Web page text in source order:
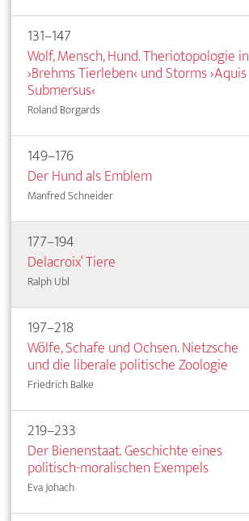
131–147
Wolf, Mensch, Hund. Theriotopologie in
›Brehms Tierleben‹ und Storms ›Aquis
Submersus‹
Roland Borgards
149–176
Der Hund als Emblem
Manfred Schneider
177–194
Delacroix‘ Tiere
Ralph Ubl
197–218
Wölfe, Schafe und Ochsen. Nietzsche
und die liberale politische Zoologie
Friedrich Balke
219–233
Der Bienenstaat. Geschichte eines
politisch-moralischen Exempels
Eva Johach